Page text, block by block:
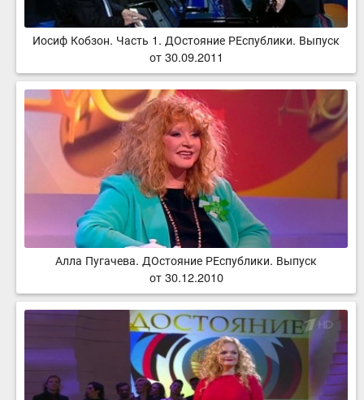
Иосиф Кобзон. Часть 1. ДОстояние РЕспублики. Выпуск
от 30.09.2011
Алла Пугачева. ДОстояние РЕспублики. Выпуск
от 30.12.2010